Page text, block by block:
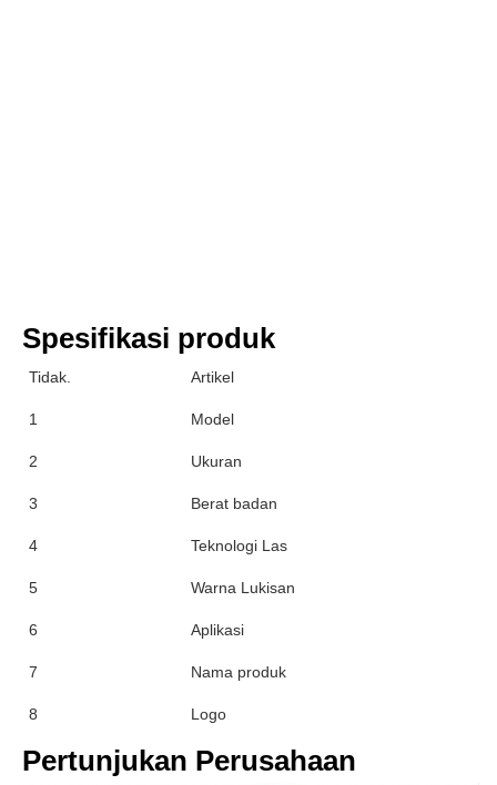
Spesifikasi produk
Tidak. Artikel
1 Model
2 Ukuran
3 Berat badan
4 Teknologi Las
5 Warna Lukisan
6 Aplikasi
7 Nama produk
8 Logo
Pertunjukan Perusahaan